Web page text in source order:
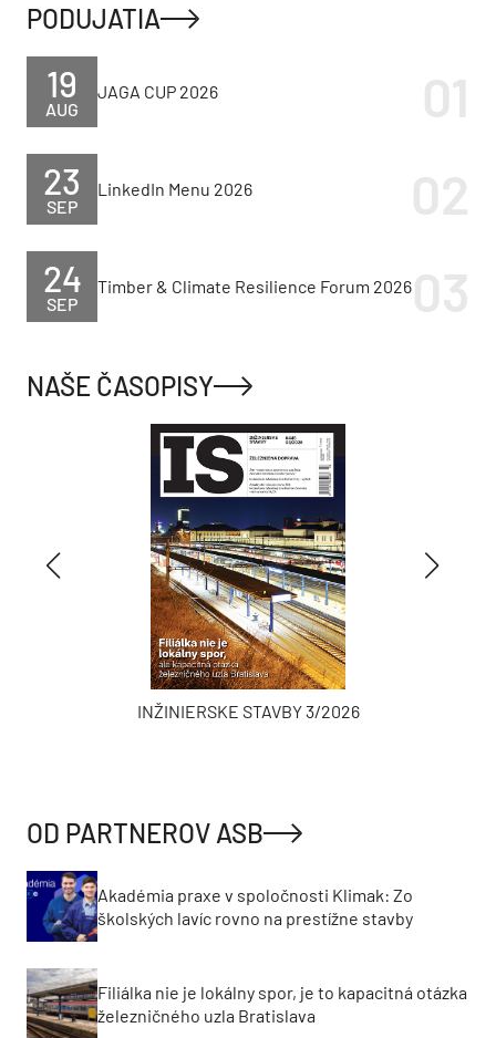
PODUJATIA
AUG
19 JAGA CUP 2026
SEP
23 LinkedIn Menu 2026
SEP
24 Timber & Climate Resilience Forum 2026
NAŠE ČASOPISY
INŽINIERSKE STAVBY 3/2026
OD PARTNEROV ASB
Akadémia praxe v spoločnosti Klimak: Zo
školských lavíc rovno na prestížne stavby
Filiálka nie je lokálny spor, je to kapacitná otázka
železničného uzla Bratislava